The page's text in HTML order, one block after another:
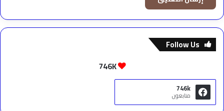
Follow Us
746K
746k
متابعون